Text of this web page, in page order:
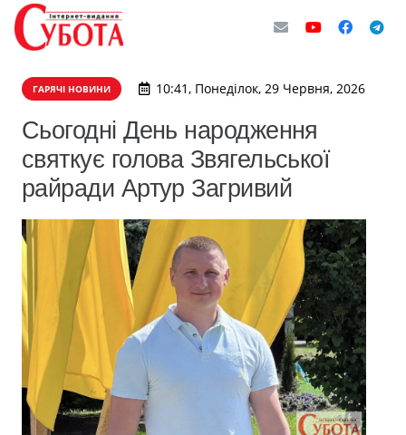
ГАРЯЧІ НОВИНИ 10:41, Понеділок, 29 Червня, 2026
Сьогодні День народження
святкує голова Звягельської
райради Артур Загривий